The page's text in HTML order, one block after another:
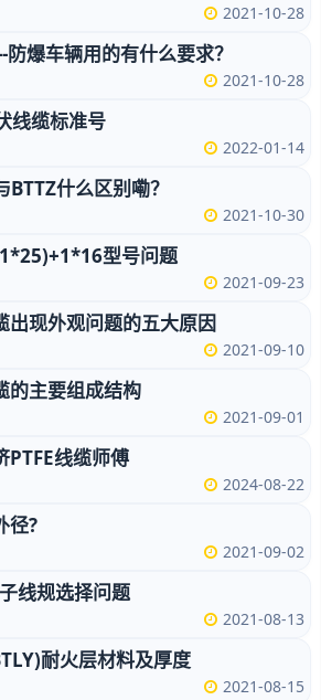
2021-10-28
防爆车辆用的有什么要求？
2021-10-28
线缆标准号
2022-01-14
BTTZ什么区别嘞？
2021-10-30
型号问题
2021-09-23
出现外观问题的五大原因
2021-09-10
的主要组成结构
2021-09-01
PTFE线缆师傅
2024-08-22
径?
2021-09-02
线规选择问题
2021-08-13
耐火层材料及厚度
2021-08-15